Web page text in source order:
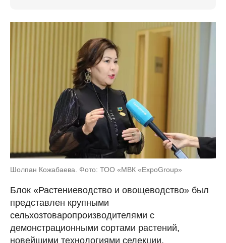
Шолпан Кожабаева. Фото: ТОО «МВК «ExpoGroup»
Блок «Растениеводство и овощеводство» был
представлен крупными
сельхозтоваропроизводителями с
демонстрационными сортами растений,
новейшими технологиями селекции,